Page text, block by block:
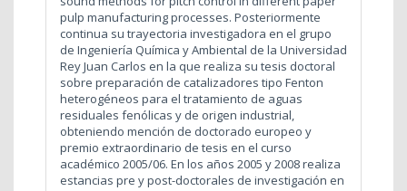
pulp manufacturing processes. Posteriormente
continua su trayectoria investigadora en el grupo
de Ingeniería Química y Ambiental de la Universidad
Rey Juan Carlos en la que realiza su tesis doctoral
sobre preparación de catalizadores tipo Fenton
heterogéneos para el tratamiento de aguas
residuales fenólicas y de origen industrial,
obteniendo mención de doctorado europeo y
premio extraordinario de tesis en el curso
académico 2005/06. En los años 2005 y 2008 realiza
estancias pre y post-doctorales de investigación en